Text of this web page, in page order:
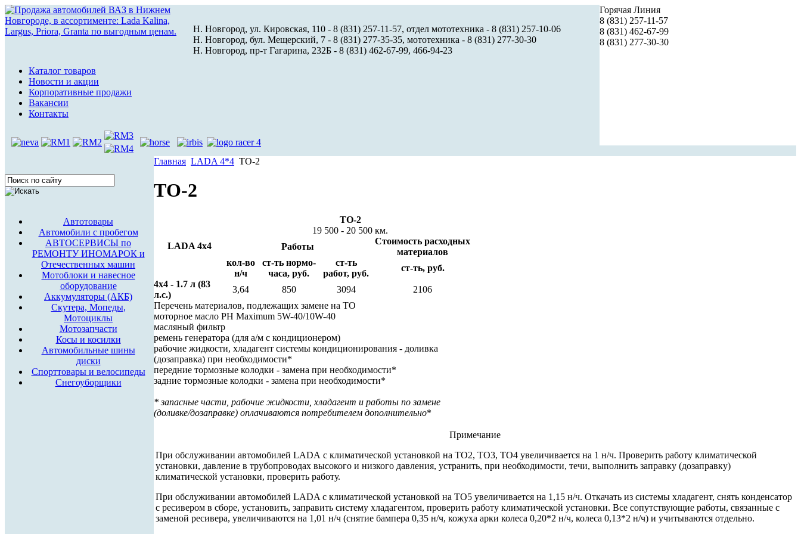
Н. Новгород, ул. Кировская, 110 - 8 (831) 257-11-57, отдел мототехника - 8 (831) 257-10-06
Н. Новгород, бул. Мещерский, 7 - 8 (831) 277-35-35, мототехника - 8 (831) 277-30-30
Н. Новгород, пр-т Гагарина, 232Б - 8 (831) 462-67-99, 466-94-23
Каталог товаров
Новости и акции
Корпоративные продажи
Вакансии
Контакты
Горячая Линия
8 (831) 257-11-57
8 (831) 462-67-99
8 (831) 277-30-30
Автотовары
Автомобили с пробегом
АВТОСЕРВИСЫ по
РЕМОНТУ ИНОМАРОК и
Отечественных машин
Мотоблоки и навесное
оборудование
Аккумуляторы (АКБ)
Скутера, Мопеды,
Мотоциклы
Мотозапчасти
Косы и косилки
Автомобильные шины
диски
Спорттовары и велосипеды
Снегоуборщики
Главная LADA 4*4 ТО-2
ТО-2
LADA 4x4
ТО-2
19 500 - 20 500 км.
Работы
Стоимость расходных
материалов
кол-во
н/ч
ст-ть нормо-
часа, руб.
ст-ть
работ, руб.
ст-ть, руб.
4x4 - 1.7 л (83
л.с.)
3,64 850 3094
2106
Перечень материалов, подлежащих замене на ТО
моторное масло РН Maximum 5W-40/10W-40
масляный фильтр
ремень генератора (для а/м с кондиционером)
рабочие жидкости, хладагент системы кондиционирования - доливка
(дозаправка) при необходимости*
передние тормозные колодки - замена при необходимости*
задние тормозные колодки - замена при необходимости*
* запасные части, рабочие жидкости, хладагент и работы по замене
(доливке/дозаправке) оплачиваются потребителем дополнительно*
Примечание
При обслуживании автомобилей LADA с климатической установкой на ТО2, ТО3, ТО4 увеличивается на 1 н/ч. Проверить работу климатической
установки, давление в трубопроводах высокого и низкого давления, устранить, при необходимости, течи, выполнить заправку (дозаправку)
климатической установки, проверить работу.
При обслуживании автомобилей LADA с климатической установкой на ТО5 увеличивается на 1,15 н/ч. Откачать из системы хладагент, снять конденсатор
с ресивером в сборе, установить, заправить систему хладагентом, проверить работу климатической установки. Все сопутствующие работы, связанные с
заменой ресивера, увеличиваются на 1,01 н/ч (снятие бампера 0,35 н/ч, кожуха арки колеса 0,20*2 н/ч, колеса 0,13*2 н/ч) и учитываются отдельно.